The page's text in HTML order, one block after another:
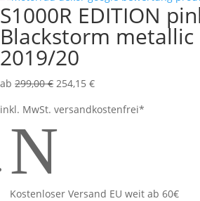
S1000R EDITION
Blackstorm metallic
2019/20
ab 299,00€ 254,15 €
inkl. MwSt. versandkostenfrei*
N
Kostenloser Versand EU weit ab 60€